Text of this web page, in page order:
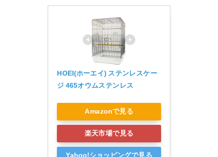
HOEI(ホーエイ) ステンレスケー
ジ 465オウムステンレス
Amazonで見る
楽天市場で見る
Yahoo!ショッピングで見る